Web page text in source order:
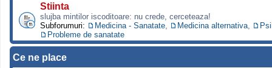
Stiinta
slujba mintilor iscoditoare: nu crede, cerceteaza!
Subforumuri:
Medicina - Sanatate Medicina alternativa
Probleme de sanatate
Ce ne place